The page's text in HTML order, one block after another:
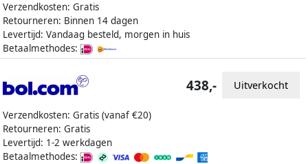
Verzendkosten: Gratis
Retourneren: Binnen 14 dagen
Levertijd: Vandaag besteld, morgen in huis
Betaalmethodes:
Verzendkosten: Gratis (vanaf €20)
Retourneren: Gratis
Levertijd: 1-2 werkdagen
Betaalmethodes:
438,- Uitverkocht